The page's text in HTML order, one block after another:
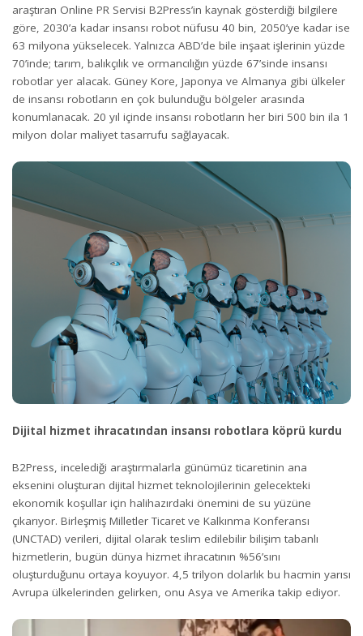
araştıran Online PR Servisi B2Press’in kaynak gösterdiği bilgilere
göre, 2030’a kadar insansı robot nüfusu 40 bin, 2050’ye kadar ise
63 milyona yükselecek. Yalnızca ABD’de bile inşaat işlerinin yüzde
70’inde; tarım, balıkçılık ve ormancılığın yüzde 67’sinde insansı
robotlar yer alacak. Güney Kore, Japonya ve Almanya gibi ülkeler
de insansı robotların en çok bulunduğu bölgeler arasında
konumlanacak. 20 yıl içinde insansı robotların her biri 500 bin ila 1
milyon dolar maliyet tasarrufu sağlayacak.
Dijital hizmet ihracatından insansı robotlara köprü kurdu
B2Press, incelediği araştırmalarla günümüz ticaretinin ana
eksenini oluşturan dijital hizmet teknolojilerinin gelecekteki
ekonomik koşullar için halihazırdaki önemini de su yüzüne
çıkarıyor. Birleşmiş Milletler Ticaret ve Kalkınma Konferansı
(UNCTAD) verileri, dijital olarak teslim edilebilir bilişim tabanlı
hizmetlerin, bugün dünya hizmet ihracatının %56’sını
oluşturduğunu ortaya koyuyor. 4,5 trilyon dolarlık bu hacmin yarısı
Avrupa ülkelerinden gelirken, onu Asya ve Amerika takip ediyor.